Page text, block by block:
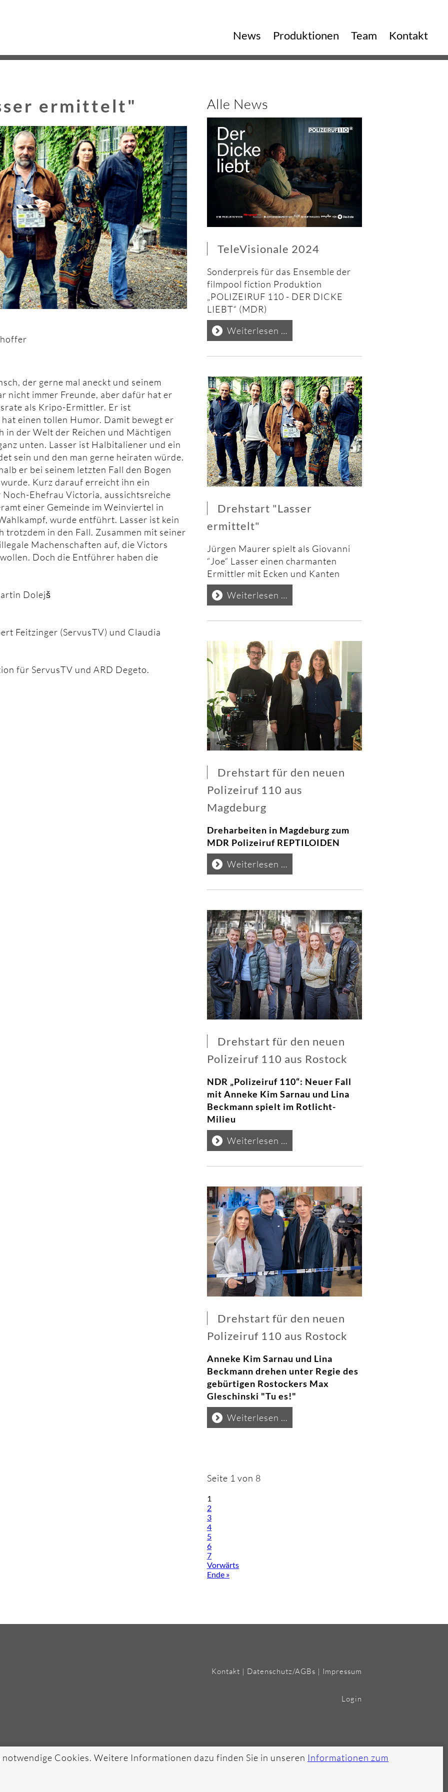
überspringen
News Produktionen Team Kontakt
ermittelt"
der gerne mal aneckt und seinem
nicht immer Freunde, aber dafür hat er
als Kripo-Ermittler. Er ist
einen tollen Humor. Damit bewegt er
in der Welt der Reichen und Mächtigen
unten. Lasser ist Halbitaliener und ein
sein und den man gerne heiraten würde.
er bei seinem letzten Fall den Bogen
Kurz darauf erreicht ihn ein
Ehefrau Victoria, aussichtsreiche
einer Gemeinde im Weinviertel in
wurde entführt. Lasser ist kein
trotzdem in den Fall. Zusammen mit seiner
Machenschaften auf, die Victors
Doch die Entführer haben die
Dolejš
Feitzinger (ServusTV) und Claudia
für ServusTV und ARD Degeto.
Alle News
TeleVisionale 2024
Sonderpreis für das Ensemble der
filmpool fiction Produktion
„POLIZEIRUF 110 - DER DICKE
LIEBT“ (MDR)
Weiterlesen …
2024
Drehstart "Lasser
ermittelt"
Jürgen Maurer spielt als Giovanni
“Joe“ Lasser einen charmanten
Ermittler mit Ecken und Kanten
Weiterlesen …
"Lasser
ermittelt"
Drehstart für den neuen
Polizeiruf 110 aus
Magdeburg
Dreharbeiten in Magdeburg zum
MDR Polizeiruf REPTILOIDEN
Weiterlesen …
für
den
Polizeiruf
110
aus
Magdeburg
Drehstart für den neuen
Polizeiruf 110 aus Rostock
NDR „Polizeiruf 110“: Neuer Fall
mit Anneke Kim Sarnau und Lina
Beckmann spielt im Rotlicht-
Milieu
Weiterlesen …
für
den
Polizeiruf
110
aus
Rostock
Drehstart für den neuen
Polizeiruf 110 aus Rostock
Anneke Kim Sarnau und Lina
Beckmann drehen unter Regie des
gebürtigen Rostockers Max
Gleschinski "Tu es!"
Weiterlesen …
für
Seite 1 von 8
1
2
3
4
5
6
7
Vorwärts
Ende »
Kontakt | Datenschutz/AGBs | Impressum
Login
Cookies. Weitere Informationen dazu finden Sie in unseren Informationen zum